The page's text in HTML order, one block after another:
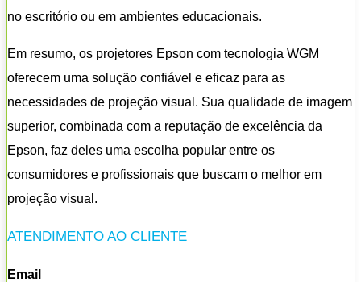
no escritório ou em ambientes educacionais.
Em resumo, os projetores Epson com tecnologia WGM
oferecem uma solução confiável e eficaz para as
necessidades de projeção visual. Sua qualidade de imagem
superior, combinada com a reputação de excelência da
Epson, faz deles uma escolha popular entre os
consumidores e profissionais que buscam o melhor em
projeção visual.
ATENDIMENTO AO CLIENTE
Email